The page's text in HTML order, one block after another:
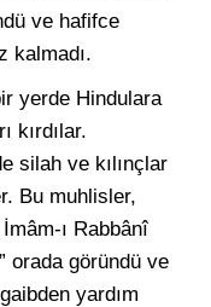
ve hafifce
kalmadı.
yerde Hindulara
kırdılar.
silah ve kılınçlar
Bu muhlisler,
İmâm-ı Rabbânî
orada göründü ve
yardım